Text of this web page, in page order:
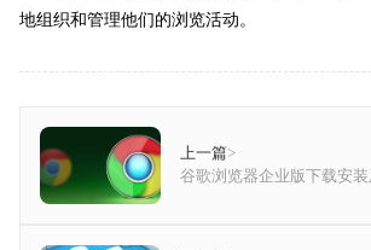
地组织和管理他们的浏览活动。
上一篇>
谷歌浏览器企业版下载安